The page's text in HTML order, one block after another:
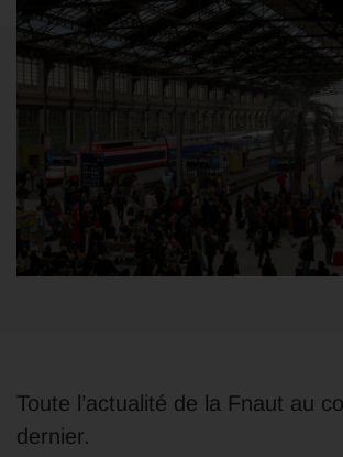
Toute l’actualité de la Fnaut au
dernier.